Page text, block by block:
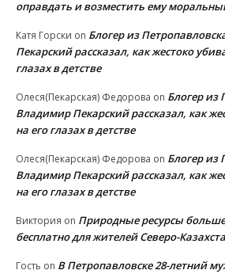
оправдать и возместить ему
Катя Горски on Блогер из
Пекарский рассказал, как жестоко
глазах в детстве
Олеся(Пекарская) Федорова on Блогер из
Владимир Пекарский рассказал, как
на его глазах в детстве
Олеся(Пекарская) Федорова on Блогер из
Владимир Пекарский рассказал, как
на его глазах в детстве
Виктория on Природные ресурсы
бесплатно для жителей Северо-
Гость on В Петропавловске 28-летний